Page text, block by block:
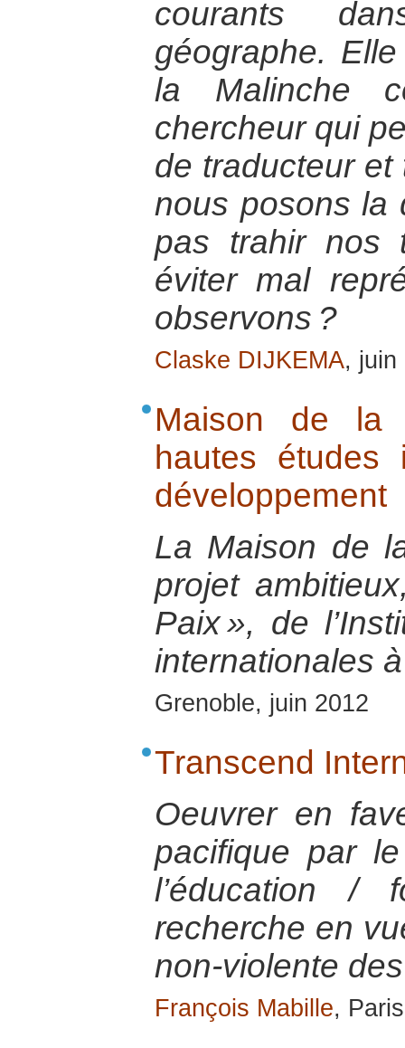
courants
géographe.
la Malinche
chercheur qui
de traducteur
nous posons la
pas trahir nos
éviter mal
observons ?
Claske DIJKEMA, juin
Maison de la
hautes études
développement
La Maison de
projet
Paix », de
internationales
Grenoble, juin 2012
Transcend
Oeuvrer en
pacifique par
l’éducation /
recherche en
non-violente
François Mabille,